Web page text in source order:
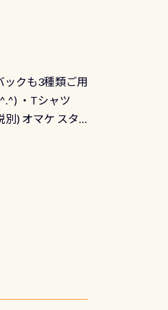
ックも3種類ご用
・Tシャツ
別) オマケ スタ